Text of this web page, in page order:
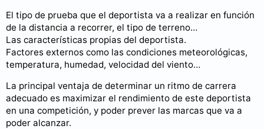
El tipo de prueba que el deportista va a realizar en función
de la distancia a recorrer, el tipo de terreno…
Las características propias del deportista.
Factores externos como las condiciones meteorológicas,
temperatura, humedad, velocidad del viento…
La principal ventaja de determinar un ritmo de carrera
adecuado es maximizar el rendimiento de este deportista
en una competición, y poder prever las marcas que va a
poder alcanzar.